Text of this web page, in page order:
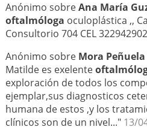
Anónimo sobreAna María
oftalmóloga oculoplástica ,,
Consultorio 704 CEL
Anónimo sobre Mora
Matilde es exelente
exploración de todos los
ejemplar,sus diagnosticos
humana de estos ,y los
clínicos son de un nivel..." 13/